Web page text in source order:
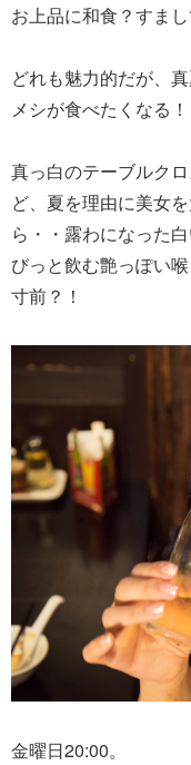
お上品に和食？すま
どれも魅力的だが、
メシが食べたくなる！
真っ白のテーブルク
ど、夏を理由に美女
ら・・露わになった
びっと飲む艶っぽい
寸前？！
金曜日20:00。